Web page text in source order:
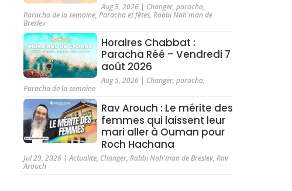
Aug 5, 2026| Changer, paracha,
Paracha de la semaine,Paracha et fêtes,Rabbi Nah'man de
Breslev
Horaires Chabbat :
Paracha Réé – Vendredi 7
août 2026
Aug 5, 2026| Changer, paracha,
Paracha de la semaine
Rav Arouch : Le mérite des
femmes qui laissent leur
mari aller à Ouman pour
Roch Hachana
Jul 29, 2026 |Actualite, Changer,Rabbi Nah'man de Breslev,Rav
Arouch